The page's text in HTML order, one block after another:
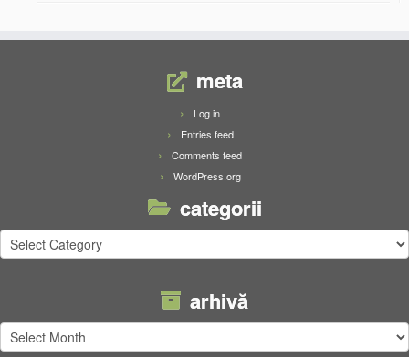
meta
Log in
Entries feed
Comments feed
WordPress.org
categorii
categorii
arhivă
arhivă